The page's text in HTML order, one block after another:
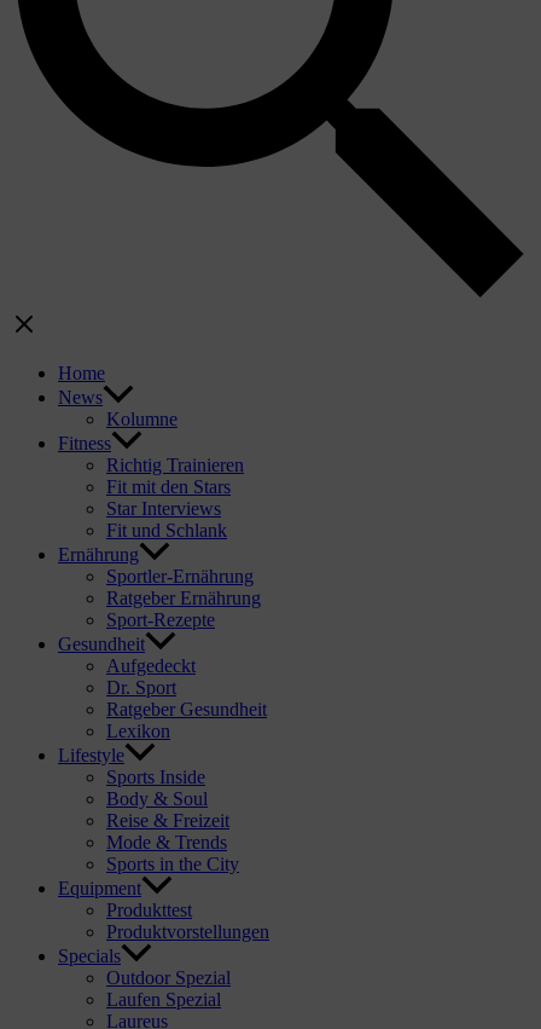
Home
News
Kolumne
Fitness
Richtig Trainieren
Fit mit den Stars
Star Interviews
Fit und Schlank
Ernährung
Sportler-Ernährung
Ratgeber Ernährung
Sport-Rezepte
Gesundheit
Aufgedeckt
Dr. Sport
Ratgeber Gesundheit
Lexikon
Lifestyle
Sports Inside
Body & Soul
Reise & Freizeit
Mode & Trends
Sports in the City
Equipment
Produkttest
Produktvorstellungen
Specials
Outdoor Spezial
Laufen Spezial
Laureus